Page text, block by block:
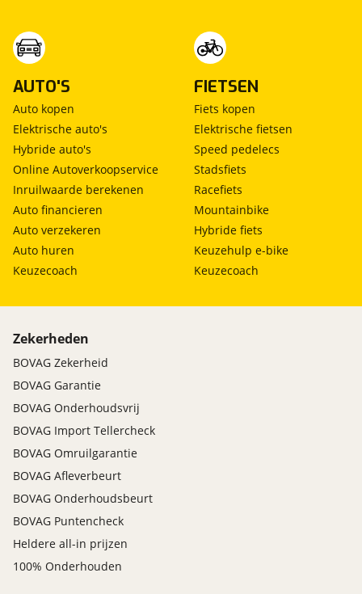
AUTO'S
Auto kopen
Elektrische auto's
Hybride auto's
Online Autoverkoopservice
Inruilwaarde berekenen
Auto financieren
Auto verzekeren
Auto huren
Keuzecoach
FIETSEN
Fiets kopen
Elektrische fietsen
Speed pedelecs
Stadsfiets
Racefiets
Mountainbike
Hybride fiets
Keuzehulp e-bike
Keuzecoach
Zekerheden
BOVAG Zekerheid
BOVAG Garantie
BOVAG Onderhoudsvrij
BOVAG Import Tellercheck
BOVAG Omruilgarantie
BOVAG Afleverbeurt
BOVAG Onderhoudsbeurt
BOVAG Puntencheck
Heldere all-in prijzen
100% Onderhouden